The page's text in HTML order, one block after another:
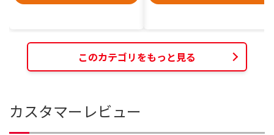
このカテゴリをもっと見る
カスタマーレビュー